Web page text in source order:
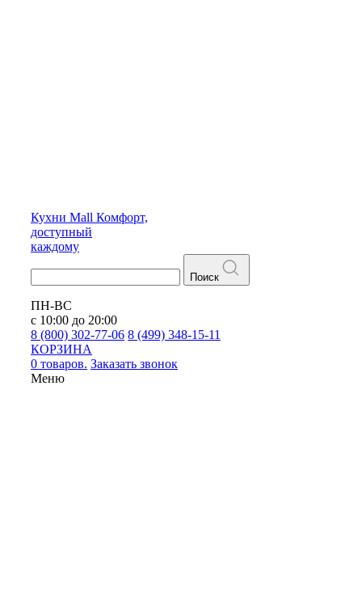
Кухни Mall Комфорт,
доступный
каждому
Поиск
ПН-ВС
с 10:00 до 20:00
8 (800) 302-77-06 8 (499) 348-15-11
КОРЗИНА
0 товаров. Заказать звонок
Меню